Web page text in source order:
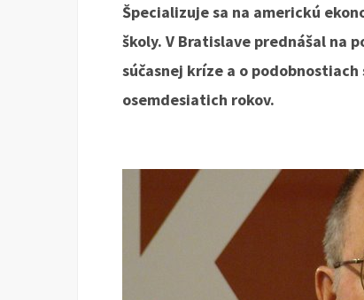
Špecializuje sa na americkú
školy. V Bratislave prednášal na
súčasnej kríze a o
osemdesiatich rokov.